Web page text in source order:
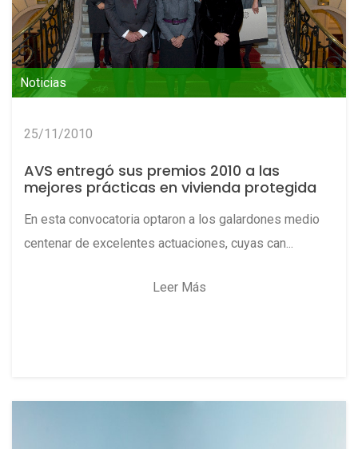
Noticias
25/11/2010
AVS entregó sus premios 2010 a las
mejores prácticas en vivienda protegida
En esta convocatoria optaron a los galardones medio
centenar de excelentes actuaciones, cuyas can...
Leer Más